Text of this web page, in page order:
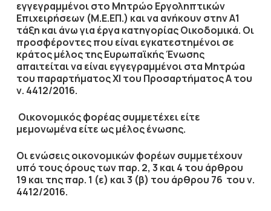
εγγεγραμμένοι στο Μητρώο Εργοληπτικών
Επιχειρήσεων (Μ.Ε.ΕΠ.) και να ανήκουν στηνΑ1
τάξη και άνω για έργα κατηγορίας Οικοδομικά. Οι
προσφέροντες που είναι εγκατεστημένοι σε
κράτος μέλος της Ευρωπαϊκής Ένωσης
απαιτείται να είναι εγγεγραμμένοι στα Μητρώα
του παραρτήματος ΧΙ του Προσαρτήματος Α του
ν. 4412/2016.
Οικονομικός φορέας συμμετέχει είτε
μεμονωμένα είτε ως μέλος ένωσης.
Οι ενώσειςοικονομικών φορέων συμμετέχουν
υπό τους όρους των παρ. 2, 3 και 4 του άρθρου
19 και της παρ. 1 (ε) και 3 (β) του άρθρου 76 του ν.
4412/2016.